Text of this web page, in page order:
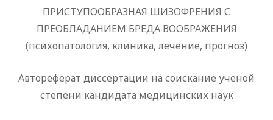
ПРИСТУПООБРАЗНАЯ ШИЗОФРЕНИЯ С
ПРЕОБЛАДАНИЕМ БРЕДА ВООБРАЖЕНИЯ
(психопатология, клиника, лечение, прогноз)
Автореферат диссертации на соискание ученой
степени кандидата медицинских наук